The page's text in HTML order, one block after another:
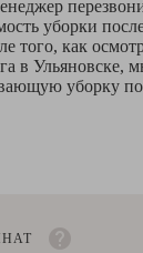
уборки
того, как
в Ульяновске,
уборку по